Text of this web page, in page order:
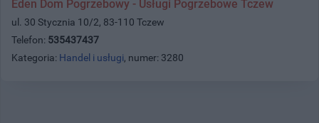
Eden Dom Pogrzebowy - Usługi Pogrzebowe Tczew
ul. 30 Stycznia 10/2, 83-110 Tczew
Telefon: 535437437
Kategoria: Handel i usługi, numer: 3280